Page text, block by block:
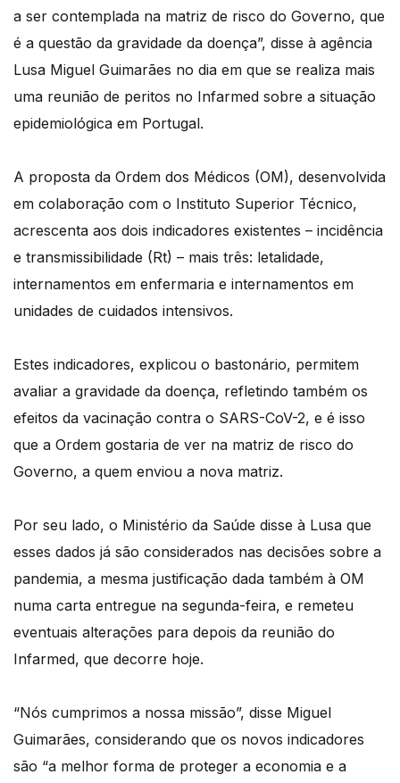
a ser contemplada na matriz de risco do Governo, que
é a questão da gravidade da doença”, disse à agência
Lusa Miguel Guimarães no dia em que se realiza mais
uma reunião de peritos no Infarmed sobre a situação
epidemiológica em Portugal.
A proposta da Ordem dos Médicos (OM), desenvolvida
em colaboração com o Instituto Superior Técnico,
acrescenta aos dois indicadores existentes – incidência
e transmissibilidade (Rt) – mais três: letalidade,
internamentos em enfermaria e internamentos em
unidades de cuidados intensivos.
Estes indicadores, explicou o bastonário, permitem
avaliar a gravidade da doença, refletindo também os
efeitos da vacinação contra o SARS-CoV-2, e é isso
que a Ordem gostaria de ver na matriz de risco do
Governo, a quem enviou a nova matriz.
Por seu lado, o Ministério da Saúde disse à Lusa que
esses dados já são considerados nas decisões sobre a
pandemia, a mesma justificação dada também à OM
numa carta entregue na segunda-feira, e remeteu
eventuais alterações para depois da reunião do
Infarmed, que decorre hoje.
“Nós cumprimos a nossa missão”, disse Miguel
Guimarães, considerando que os novos indicadores
são “a melhor forma de proteger a economia e a